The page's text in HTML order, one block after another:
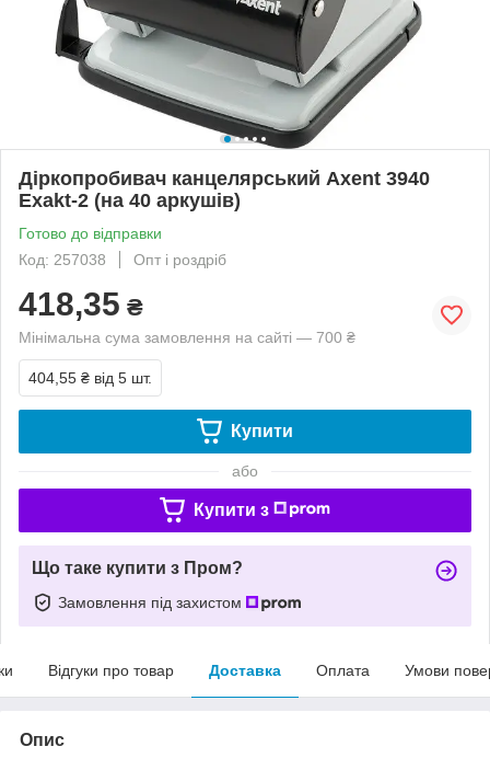
Діркопробивач канцелярський Axent 3940
Exakt-2 (на 40 аркушів)
Готово до відправки
Код: 257038
Опт і роздріб
418,35 ₴
Мінімальна сума замовлення на сайті — 700 ₴
404,55 ₴ від 5 шт.
Купити
або
Купити з
Що таке купити з Пром?
Замовлення під захистом
Відгуки про товар Доставка Оплата Умови
Опис